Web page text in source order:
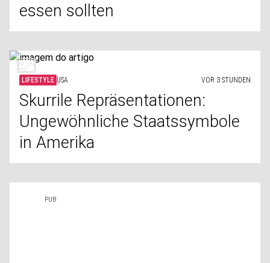
essen sollten
LIFESTYLE USA VOR 3 STUNDEN
Skurrile Repräsentationen:
Ungewöhnliche Staatssymbole
in Amerika